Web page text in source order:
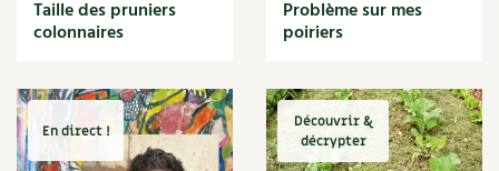
Cuisine saine
Décoration
DIY
Eau
Énergie
Taille des pruniers
colonnaires
Problème sur mes
poiriers
En direct !
Découvrir &
décrypter